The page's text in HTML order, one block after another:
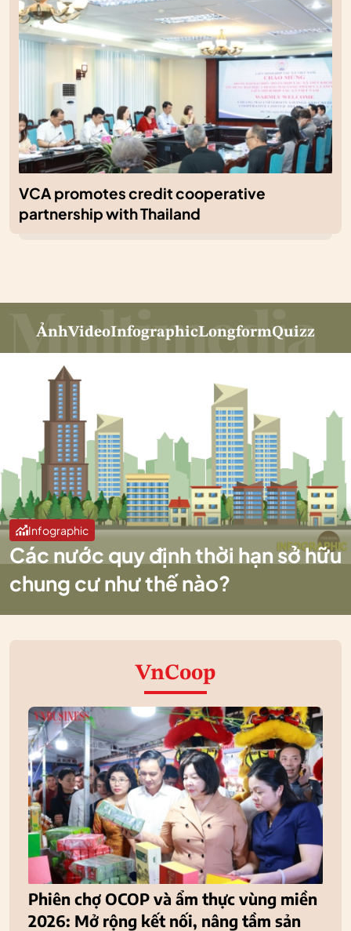
VCA promotes credit cooperative
partnership with Thailand
ẢnhVideoInfographicLongformQuizz
Infographic
Các nước quy định thời hạn sở hữu
chung cư như thế nào?
VnCoop
Phiên chợ OCOP và ẩm thực vùng miền
2026: Mở rộng kết nối, nâng tầm sản